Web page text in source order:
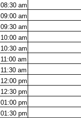
08:30 am
09:00 am
09:30 am
10:00 am
10:30 am
11:00 am
11:30 am
12:00 pm
12:30 pm
01:00 pm
01:30 pm